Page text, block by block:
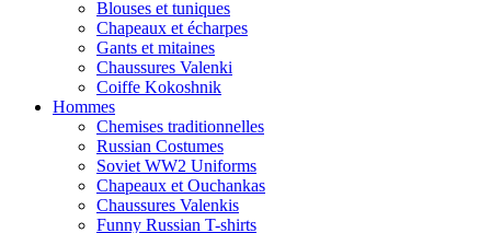
Blouses et tuniques
Chapeaux et écharpes
Gants et mitaines
Chaussures Valenki
Coiffe Kokoshnik
Hommes
Chemises traditionnelles
Russian Costumes
Soviet WW2 Uniforms
Chapeaux et Ouchankas
Chaussures Valenkis
Funny Russian T-shirts